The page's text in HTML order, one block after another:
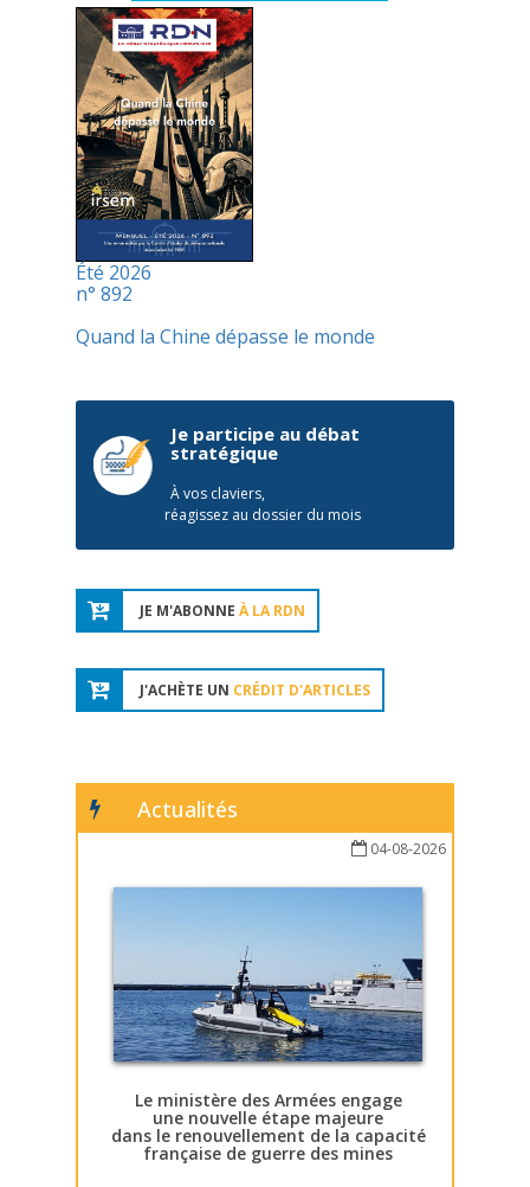
Été 2026
n° 892
Quand la Chine dépasse le monde
Je participe au débat
stratégique
À vos claviers,
réagissez au dossier du mois
JE M'ABONNE À LA RDN
J'ACHÈTE UN CRÉDIT D'ARTICLES
Actualités
04-08-2026
Le ministère des Armées engage
une nouvelle étape majeure
dans le renouvellement de la capacité
française de guerre des mines